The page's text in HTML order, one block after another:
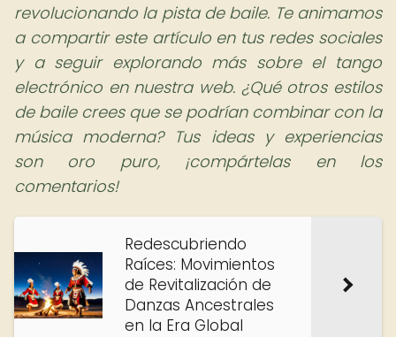
revolucionando la pista de baile. Te animamos
a compartir este artículo en tus redes sociales
y a seguir explorando más sobre el tango
electrónico en nuestra web. ¿Qué otros estilos
de baile crees que se podrían combinar con la
música moderna? Tus ideas y experiencias
son oro puro, ¡compártelas en los
comentarios!
Redescubriendo
Raíces: Movimientos
de Revitalización de
Danzas Ancestrales
en la Era Global